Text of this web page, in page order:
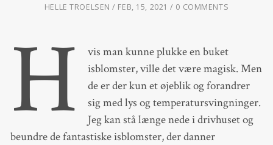
HELLE TROELSEN FEB, 15, 2021 0 COMMENTS
H
vis man kunne plukke en buket
isblomster, ville det være magisk. Men
de er der kun et øjeblik og forandrer
sig med lys og temperatursvingninger.
Jeg kan stå længe nede i drivhuset og
beundre de fantastiske isblomster, der danner